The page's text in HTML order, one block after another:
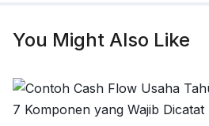
You Might Also Like